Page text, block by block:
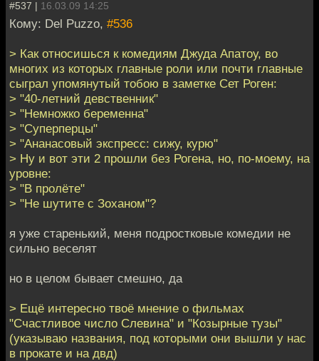
#537 | 16.03.09 14:25
Кому: Del Puzzo, #536
> Как относишься к комедиям Джуда Апатоу, во
многих из которых главные роли или почти главные
сыграл упомянутый тобою в заметке Сет Роген:
> "40-летний девственник"
> "Немножко беременна"
> "Суперперцы"
> "Ананасовый экспресс: сижу, курю"
> Ну и вот эти 2 прошли без Рогена, но, по-моему, на
уровне:
> "В пролёте"
> "Не шутите с Зоханом"?
я уже старенький, меня подростковые комедии не
сильно веселят
но в целом бывает смешно, да
> Ещё интересно твоё мнение о фильмах
"Счастливое число Слевина" и "Козырные тузы"
(указываю названия, под которыми они вышли у нас
в прокате и на двд)